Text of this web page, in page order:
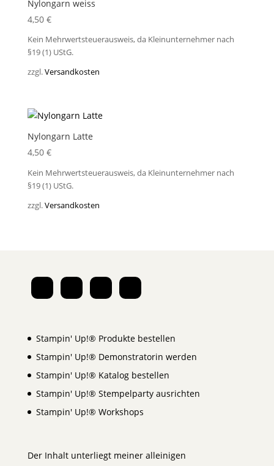
Nylongarn weiss
4,50 €
Kein Mehrwertsteuerausweis, da Kleinunternehmer nach
§19 (1) UStG.
zzgl.Versandkosten
Nylongarn Latte
4,50 €
Kein Mehrwertsteuerausweis, da Kleinunternehmer nach
§19 (1) UStG.
zzgl.Versandkosten
Stampin' Up!® Produkte bestellen
Stampin' Up!® Demonstratorin werden
Stampin' Up!® Katalog bestellen
Stampin' Up!® Stempelparty ausrichten
Stampin' Up!® Workshops
Der Inhalt unterliegt meiner alleinigen